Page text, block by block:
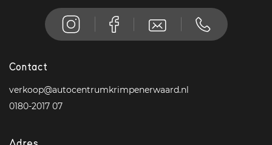
Contact
verkoop@autocentrumkrimpenerwaard.nl
0180-2017 07